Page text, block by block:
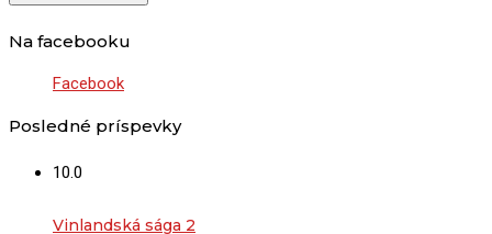
Na facebooku
Facebook
Posledné príspevky
10.0
Vinlandská sága 2